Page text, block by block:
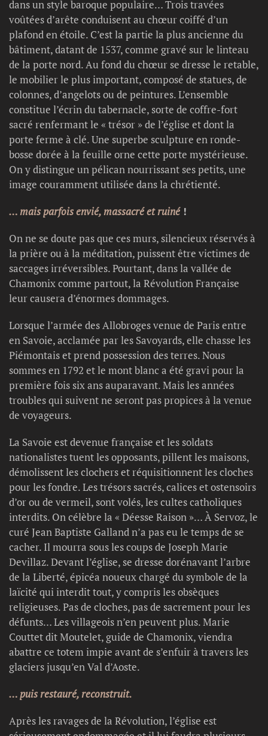
dans un style baroque populaire… Trois travées
voûtées d’arête conduisent au chœur coiffé d’un
plafond en étoile. C’est la partie la plus ancienne du
bâtiment, datant de 1537, comme gravé sur le linteau
de la porte nord. Au fond du chœur se dresse le retable,
le mobilier le plus important, composé de statues, de
colonnes, d’angelots ou de peintures. L’ensemble
constitue l’écrin du tabernacle, sorte de coffre-fort
sacré renfermant le « trésor » de l’église et dont la
porte ferme à clé. Une superbe sculpture en ronde-
bosse dorée à la feuille orne cette porte mystérieuse.
On y distingue un pélican nourrissant ses petits, une
image couramment utilisée dans la chrétienté.
… mais parfois envié, massacré et ruiné!
On ne se doute pas que ces murs, silencieux réservés à
la prière ou à la méditation, puissent être victimes de
saccages irréversibles. Pourtant, dans la vallée de
Chamonix comme partout, la Révolution Française
leur causera d’énormes dommages.
Lorsque l’armée des Allobroges venue de Paris entre
en Savoie, acclamée par les Savoyards, elle chasse les
Piémontais et prend possession des terres. Nous
sommes en 1792 et le mont blanc a été gravi pour la
première fois six ans auparavant. Mais les années
troubles qui suivent ne seront pas propices à la venue
de voyageurs.
La Savoie est devenue française et les soldats
nationalistes tuent les opposants, pillent les maisons,
démolissent les clochers et réquisitionnent les cloches
pour les fondre. Les trésors sacrés, calices et ostensoirs
d’or ou de vermeil, sont volés, les cultes catholiques
interdits. On célèbre la « Déesse Raison »… À Servoz, le
curé Jean Baptiste Galland n’a pas eu le temps de se
cacher. Il mourra sous les coups de Joseph Marie
Devillaz. Devant l’église, se dresse dorénavant l’arbre
de la Liberté, épicéa noueux chargé du symbole de la
laïcité qui interdit tout, y compris les obsèques
religieuses. Pas de cloches, pas de sacrement pour les
défunts… Les villageois n’en peuvent plus. Marie
Couttet dit Moutelet, guide de Chamonix, viendra
abattre ce totem impie avant de s’enfuir à travers les
glaciers jusqu’en Val d’Aoste.
… puis restauré, reconstruit.
Après les ravages de la Révolution, l’église est